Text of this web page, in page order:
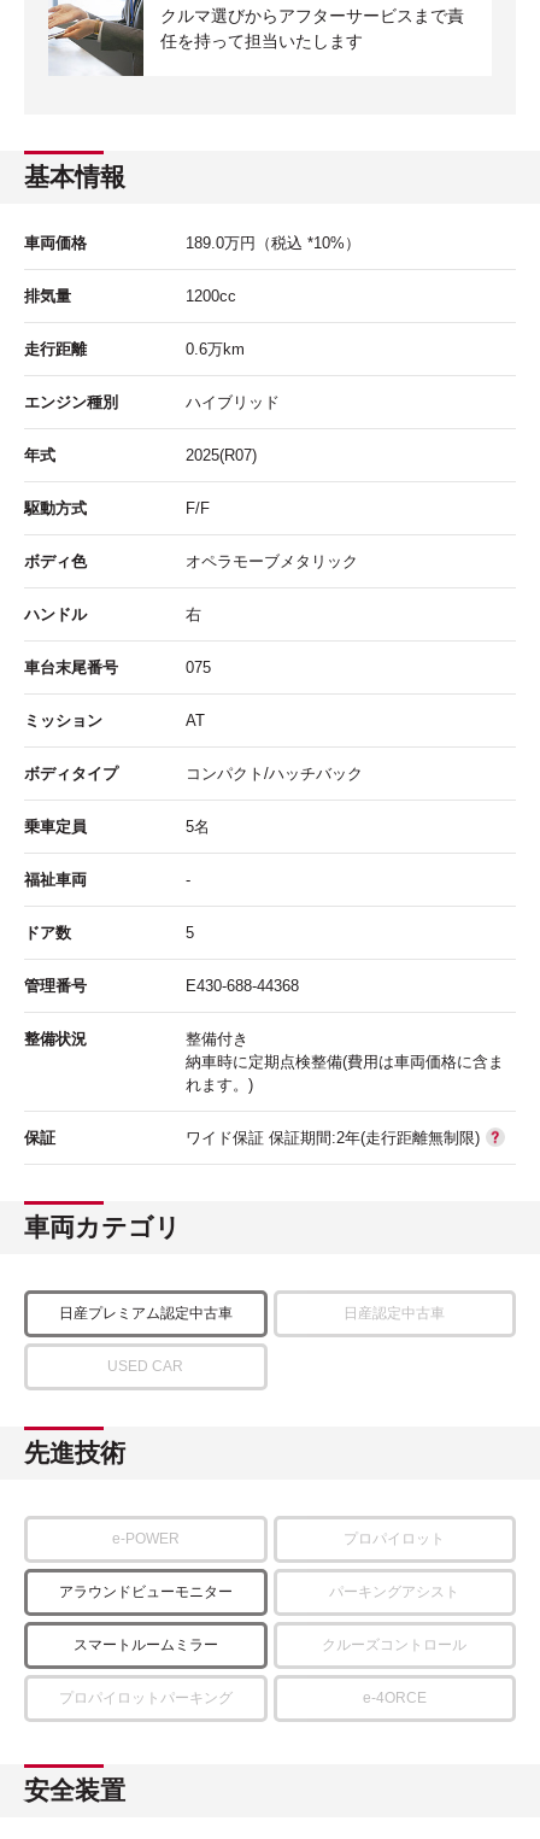
クルマ選びからアフターサービスまで責
任を持って担当いたします
基本情報
車両価格 189.0万円 （税込 *10%）
排気量 1200cc
走行距離 0.6万km
エンジン種別 ハイブリッド
年式 2025(R07)
駆動方式 F/F
ボディ色 オペラモーブメタリック
ハンドル 右
車台末尾番号 075
ミッション AT
ボディタイプ コンパクト/ハッチバック
乗車定員 5名
福祉車両 -
ドア数 5
管理番号 E430-688-44368
整備状況
整備付き
納車時に定期点検整備(費用は車両価格に含ま
れます。)
保証 ワイド保証 保証期間:2年(走行距離無制限)
車両カテゴリ
日産プレミアム認定中古車 日産認定中古車
USED CAR
先進技術
e-POWER プロパイロット
アラウンドビューモニター パーキングアシスト
スマートルームミラー クルーズコントロール
プロパイロットパーキング e-4ORCE
安全装置